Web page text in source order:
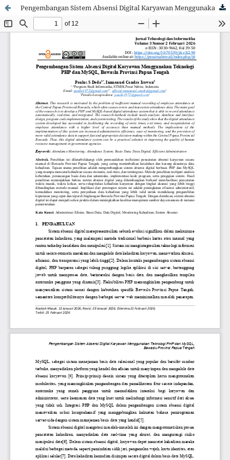
Pengembangan Sistem Absensi Digital Karyawan Menggunakan Teknologi PHP dan MySQL, Bawaslu Provinsi Papua Tengah